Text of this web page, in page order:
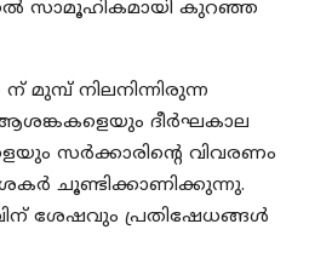
സാമൂഹികമായി കുറഞ്ഞ
മുമ്പ് നിലനിന്നിരുന്ന
ദീർഘകാല
സർക്കാരിന്റെ വിവരണം
ചൂണ്ടിക്കാണിക്കുന്നു.
ശേഷവും പ്രതിഷേധങ്ങൾ